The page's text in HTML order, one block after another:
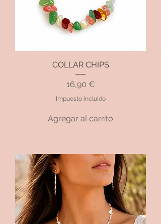
COLLAR CHIPS
Precio
16,90 €
Impuesto incluido
Agregar al carrito